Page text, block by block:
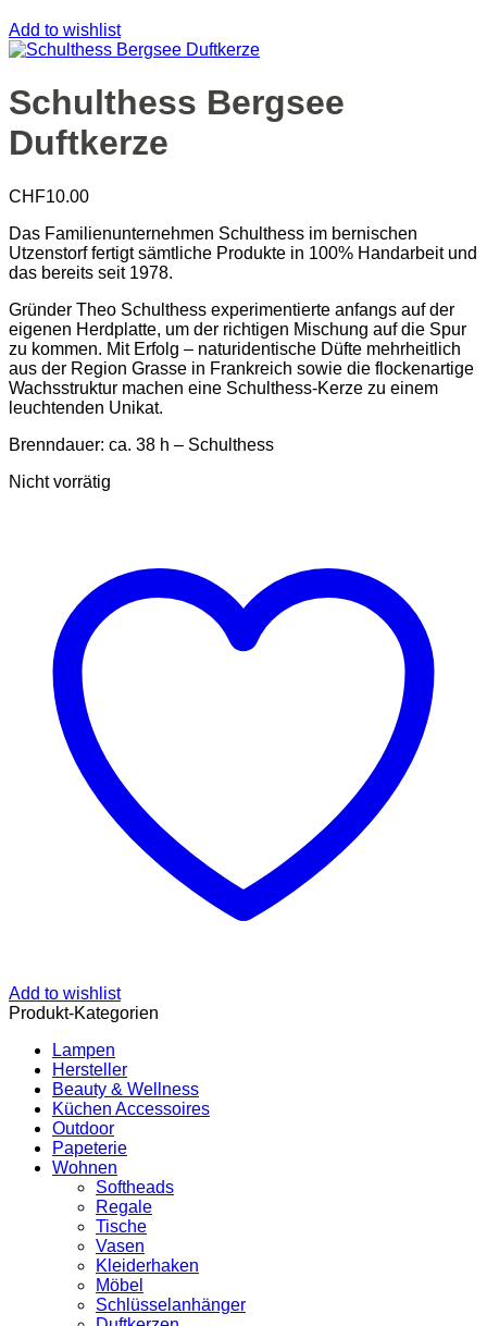
Add to wishlist
Schulthess Bergsee
Duftkerze
CHF10.00
Das Familienunternehmen Schulthess im bernischen
Utzenstorf fertigt sämtliche Produkte in 100% Handarbeit und
das bereits seit 1978.
Gründer Theo Schulthess experimentierte anfangs auf der
eigenen Herdplatte, um der richtigen Mischung auf die Spur
zu kommen. Mit Erfolg – naturidentische Düfte mehrheitlich
aus der Region Grasse in Frankreich sowie die flockenartige
Wachsstruktur machen eine Schulthess-Kerze zu einem
leuchtenden Unikat.
Brenndauer: ca. 38 h – Schulthess
Nicht vorrätig
Add to wishlist
Produkt-Kategorien
Lampen
Hersteller
Beauty & Wellness
Küchen Accessoires
Outdoor
Papeterie
Wohnen
Softheads
Regale
Tische
Vasen
Kleiderhaken
Möbel
Schlüsselanhänger